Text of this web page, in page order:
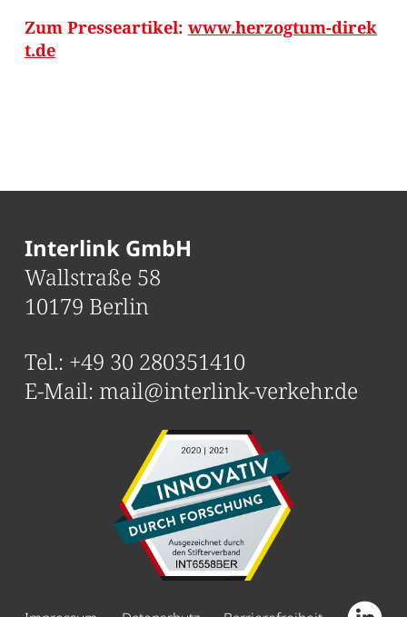
Zum Presseartikel: www.herzogtum-direk
t.de
Interlink GmbH
Wallstraße 58
10179 Berlin
Tel.: +49 30 280351410
E-Mail: mail@interlink-verkehr.de